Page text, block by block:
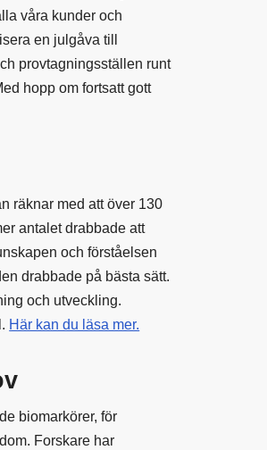
våra kunder och
en julgåva till
provtagningsställen runt
hopp om fortsatt gott
räknar med att över 130
antalet drabbade att
och förståelsen
drabbade på bästa sätt.
och utveckling.
Här kan du läsa mer.
biomarkörer, för
Forskare har